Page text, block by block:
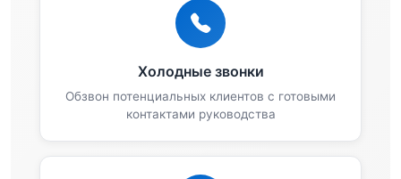
Холодные звонки
Обзвон потенциальных клиентов с готовыми
контактами руководства